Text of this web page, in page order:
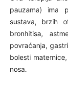
pauzama) ima
sustava, brzih
bronhitisa,
povraćanja,
bolesti
nosa.